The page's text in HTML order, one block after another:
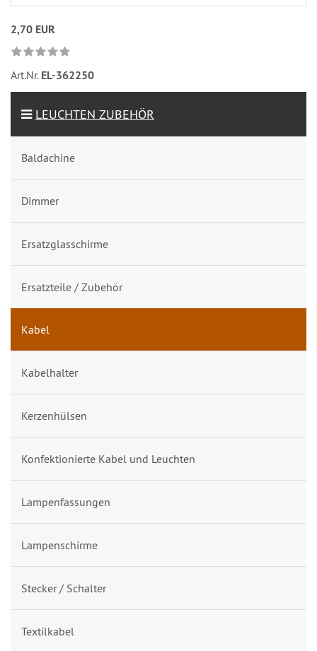
2,70 EUR
Art.Nr. EL-362250
LEUCHTEN ZUBEHÖR
Baldachine
Dimmer
Ersatzglasschirme
Ersatzteile / Zubehör
Kabel
Kabelhalter
Kerzenhülsen
Konfektionierte Kabel und Leuchten
Lampenfassungen
Lampenschirme
Stecker / Schalter
Textilkabel